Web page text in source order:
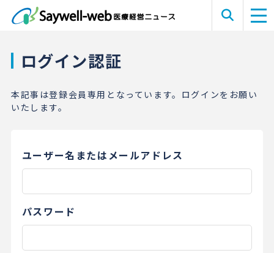
ログイン認証
本記事は登録会員専用となっています。ログインをお願い
いたします。
ユーザー名またはメールアドレス
パスワード